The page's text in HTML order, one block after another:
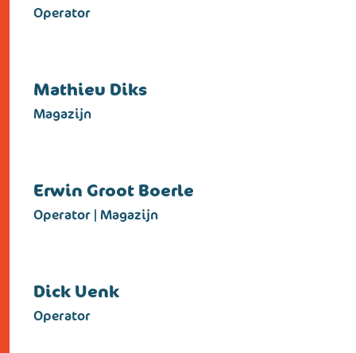
Operator
Mathieu Diks
Magazijn
Erwin Groot Boerle
Operator | Magazijn
Dick Uenk
Operator